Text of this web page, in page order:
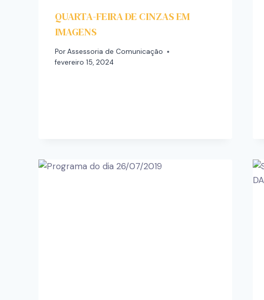
QUARTA-FEIRA DE CINZAS EM
IMAGENS
PorAssessoria de Comunicação
fevereiro 15, 2024